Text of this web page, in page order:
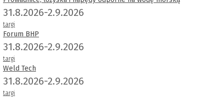
31.8.2026-2.9.2026
targi
Forum BHP
31.8.2026-2.9.2026
targi
Weld Tech
31.8.2026-2.9.2026
targi